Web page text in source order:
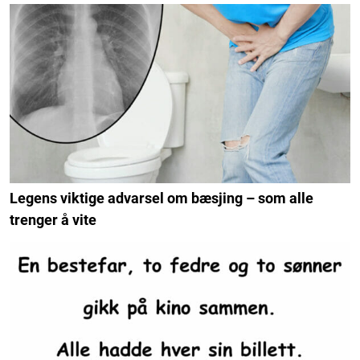
Legens viktige advarsel om bæsjing – som alle
trenger å vite